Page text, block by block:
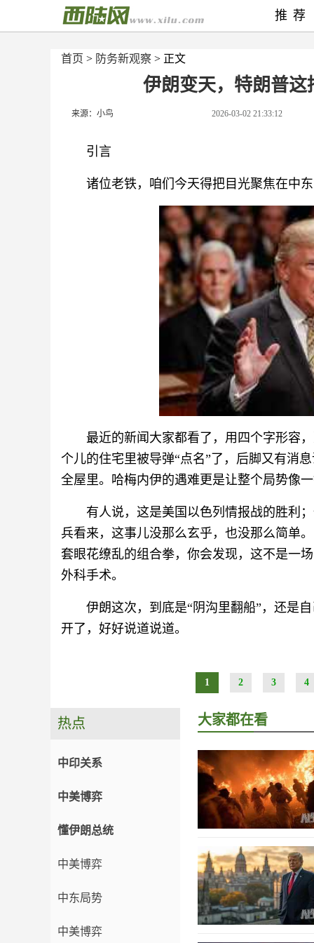
首页 > 防务新观察 > 正文
伊朗变天，特朗普这
来源：小鸟 2026-03-02 21:33:12
引言
诸位老铁，咱们今天得把目光聚焦在中
最近的新闻大家都看了，用四个字形容
个儿的住宅里被导弹“点名”了，后脚又有消
全屋里。哈梅内伊的遇难更是让整个局势像
有人说，这是美国以色列情报战的胜利
兵看来，这事儿没那么玄乎，也没那么简单
套眼花缭乱的组合拳，你会发现，这不是一
外科手术。
伊朗这次，到底是“阴沟里翻船”，还是
开了，好好说道说道。
1 2 3 4
推荐
热点
中印关系
中美博弈
懂伊朗总统
中美博弈
中东局势
中美博弈
大家都在看